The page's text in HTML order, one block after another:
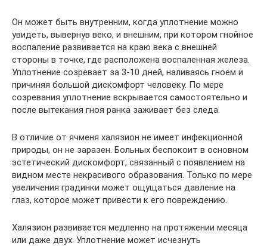
Он может быть внутренним, когда уплотнение можно
увидеть, вывернув веко, и внешним, при котором гнойное
воспаление развивается на краю века с внешней
стороны в точке, где расположена воспаленная железа.
Уплотнение созревает за 3-10 дней, наливаясь гноем и
причиняя большой дискомфорт человеку. По мере
созревания уплотнение вскрывается самостоятельно и
после вытекания гноя ранка заживает без следа.
В отличие от ячменя халязион не имеет инфекционной
природы, он не заразен. Больных беспокоит в основном
эстетический дискомфорт, связанный с появлением на
видном месте некрасивого образования. Только по мере
увеличения градинки может ощущаться давление на
глаз, которое может привести к его повреждению.
Халязион развивается медленно на протяжении месяца
или даже двух. Уплотнение может исчезнуть